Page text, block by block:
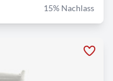
15% Nachlass